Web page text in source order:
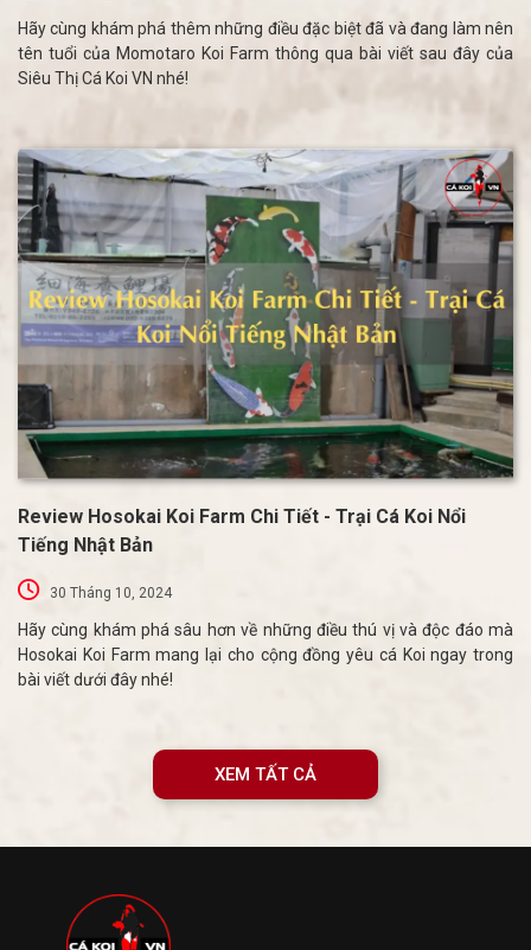
Hãy cùng khám phá thêm những điều đặc biệt đã và đang làm nên
tên tuổi của Momotaro Koi Farm thông qua bài viết sau đây của
Siêu Thị Cá Koi VN nhé!
Review Hosokai Koi Farm Chi Tiết - Trại Cá Koi Nổi
Tiếng Nhật Bản
30 Tháng 10, 2024
Hãy cùng khám phá sâu hơn về những điều thú vị và độc đáo mà
Hosokai Koi Farm mang lại cho cộng đồng yêu cá Koi ngay trong
bài viết dưới đây nhé!
XEM TẤT CẢ